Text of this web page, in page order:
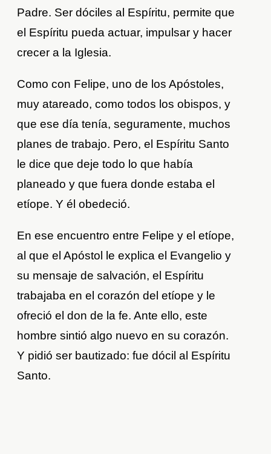
Padre. Ser dóciles al Espíritu, permite que
el Espíritu pueda actuar, impulsar y hacer
crecer a la Iglesia.
Como con Felipe, uno de los Apóstoles,
muy atareado, como todos los obispos, y
que ese día tenía, seguramente, muchos
planes de trabajo. Pero, el Espíritu Santo
le dice que deje todo lo que había
planeado y que fuera donde estaba el
etíope. Y él obedeció.
En ese encuentro entre Felipe y el etíope,
al que el Apóstol le explica el Evangelio y
su mensaje de salvación, el Espíritu
trabajaba en el corazón del etíope y le
ofreció el don de la fe. Ante ello, este
hombre sintió algo nuevo en su corazón.
Y pidió ser bautizado: fue dócil al Espíritu
Santo.